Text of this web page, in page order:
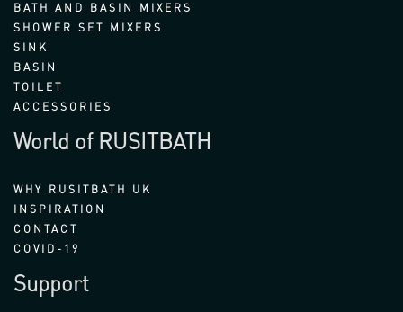
BATH AND BASIN MIXERS
SHOWER SET MIXERS
SINK
BASIN
TOILET
ACCESSORIES
World of RUSITBATH
WHY RUSITBATH UK
INSPIRATION
CONTACT
COVID-19
Support